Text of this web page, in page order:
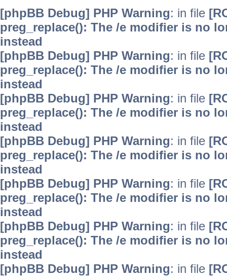
[phpBB Debug] PHP Warning: in file
preg_replace(): The /e modifier is no
instead
[phpBB Debug] PHP Warning: in file
preg_replace(): The /e modifier is no
instead
[phpBB Debug] PHP Warning: in file
preg_replace(): The /e modifier is no
instead
[phpBB Debug] PHP Warning: in file
preg_replace(): The /e modifier is no
instead
[phpBB Debug] PHP Warning: in file
preg_replace(): The /e modifier is no
instead
[phpBB Debug] PHP Warning: in file
preg_replace(): The /e modifier is no
instead
[phpBB Debug] PHP Warning: in file